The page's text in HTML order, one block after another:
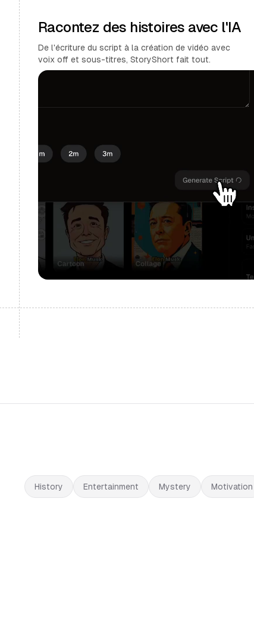
Racontez des histoires avec l'IA
De l'écriture du script à la création de vidéo avec
voix off et sous-titres, StoryShort fait tout.
History Entertainment Mystery Motivation